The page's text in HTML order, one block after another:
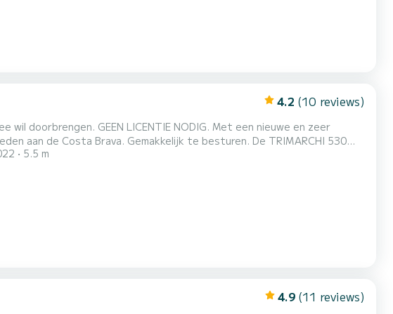
4.2 (10 reviews)
doorbrengen. GEEN LICENTIE NODIG. Met een nieuwe en zeer
aan de Costa Brava. Gemakkelijk te besturen. De TRIMARCHI 530
veiligere navigatie bevordert door golven betrouwbaar te snijden.
voor passagiers.
5.5 m
4.9 (11 reviews)